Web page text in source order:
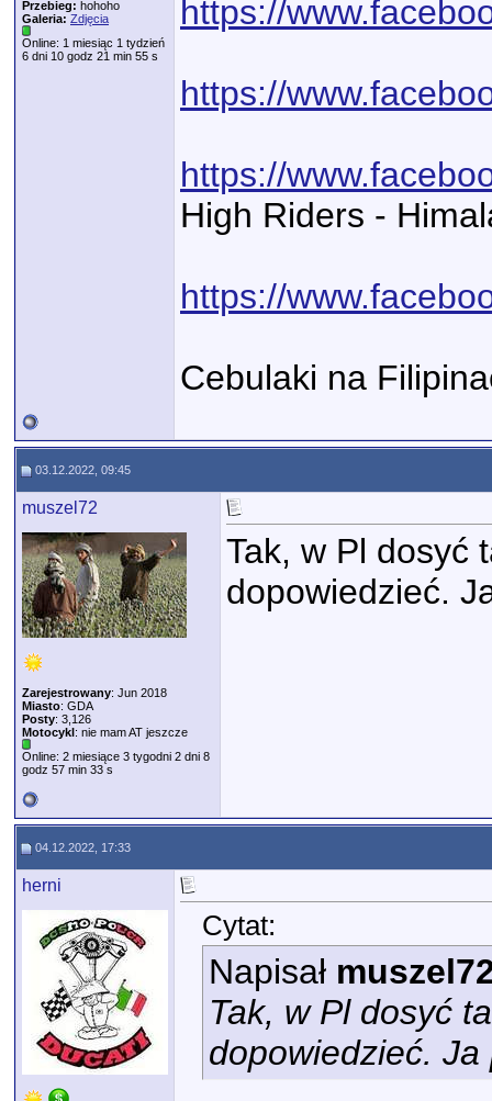
Przebieg: hohoho
Galeria: Zdjęcia
Online: 1 miesiąc 1 tydzień
6 dni 10 godz 21 min 55 s
https://
https://
https://
High Riders -
https://
Cebulaki na
03.12.2022, 09:45
muszel72
Zarejestrowany: Jun 2018
Miasto: GDA
Posty: 3,126
Motocykl: nie mam AT jeszcze
Online: 2 miesiące 3 tygodni 2 dni 8
godz 57 min 33 s
Tak, w Pl dosyć
dopowiedzieć.
04.12.2022, 17:33
herni
Cytat:
Napisał
Tak, w Pl dosyć
dopowiedzieć. Ja